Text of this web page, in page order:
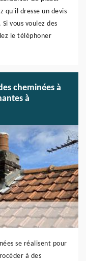
qu'il dresse un devis
vous voulez des
le téléphoner
cheminées à
à
se réalisent pour
à des